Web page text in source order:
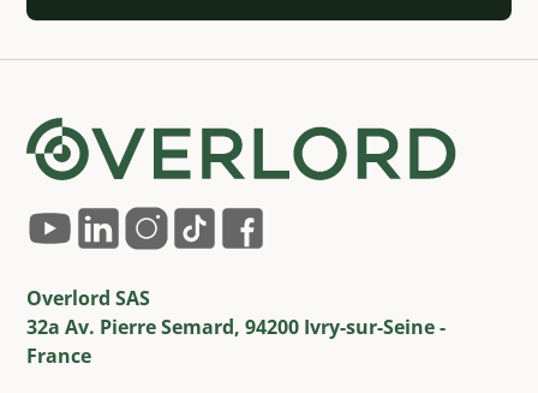
Overlord SAS
32a Av. Pierre Semard, 94200 Ivry-sur-Seine -
France